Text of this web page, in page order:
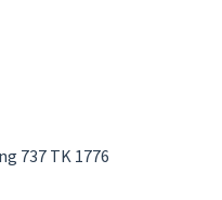
737 TK 1776